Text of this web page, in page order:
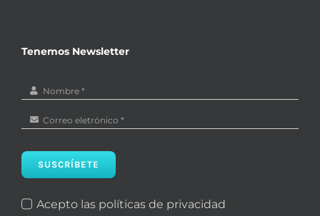
Tenemos Newsletter
SUSCRÍBETE
Acepto las políticas de privacidad